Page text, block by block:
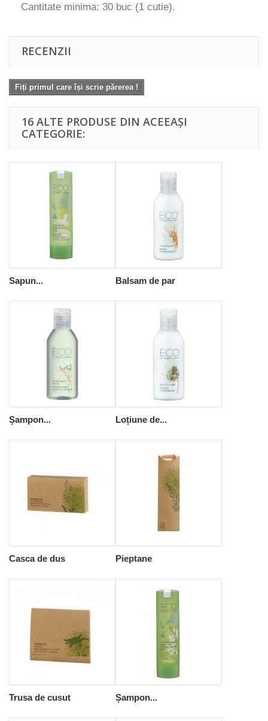
Cantitate minima: 30 buc (1 cutie).
RECENZII
Fiți primul care își scrie părerea !
16 ALTE PRODUSE DIN ACEEAȘI
CATEGORIE:
Sapun... Balsam de par
Șampon... Loțiune de...
Casca de dus Pieptane
Trusa de cusut Șampon...